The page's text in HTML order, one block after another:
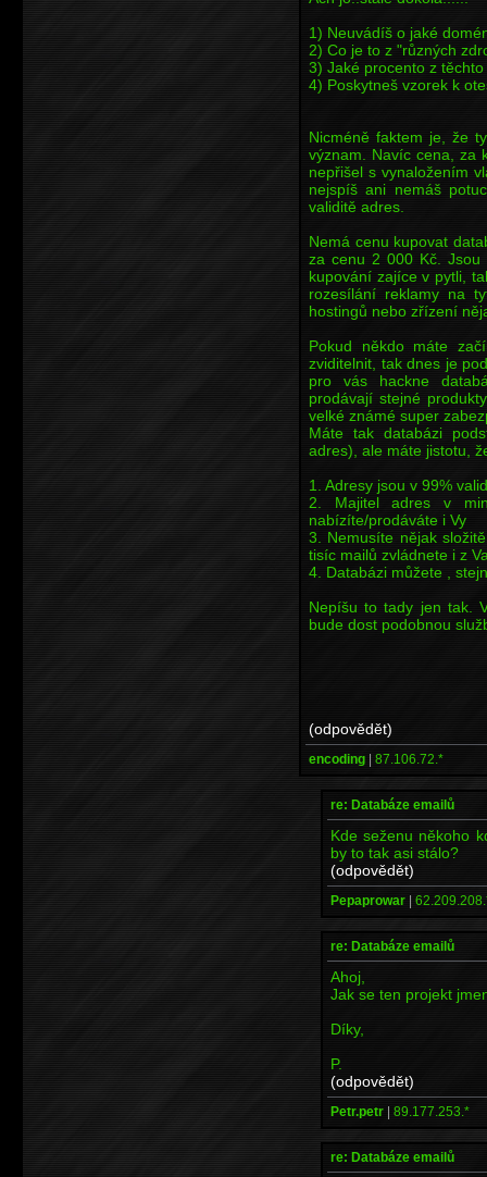
1) Neuvádíš o jaké
2) Co je to z "různých
3) Jaké procento z
4) Poskytneš vzorek k
Nicméně faktem je, že
význam. Navíc cena, za
nepřišel s vynaložením
nejspíš ani nemáš
validitě adres.
Nemá cenu kupovat
za cenu 2 000 Kč. Jsou
kupování zajíce v pytli,
rozesílání reklamy na
hostingů nebo zřízení
Pokud někdo máte
zviditelnit, tak dnes je
pro vás hackne
prodávají stejné
velké známé super
Máte tak databázi
adres), ale máte jistotu,
1. Adresy jsou v 99%
2. Majitel adres v
nabízíte/prodáváte i Vy
3. Nemusíte nějak
tisíc mailů zvládnete i z
4. Databázi můžete ,
Nepíšu to tady jen tak.
bude dost podobnou
(odpovědět)
encoding | 87.106.72.*
re: Databáze emailů
Kde seženu někoho
by to tak asi stálo?
(odpovědět)
Pepaprowar |
re: Databáze emailů
Ahoj,
Jak se ten projekt
Díky,
P.
(odpovědět)
Petr.petr | 89.177.253.*
re: Databáze emailů